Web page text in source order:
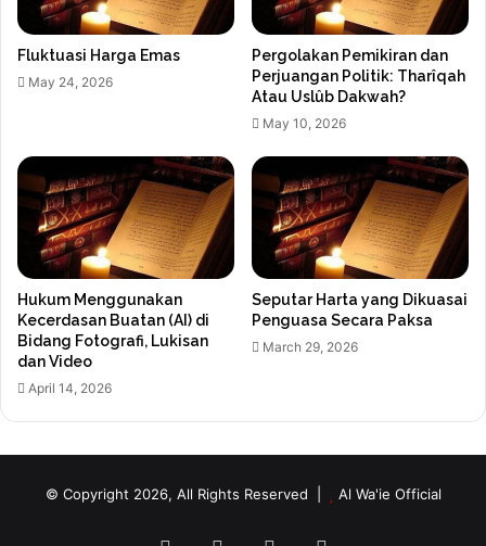
Fluktuasi Harga Emas
May 24, 2026
Pergolakan Pemikiran dan
Perjuangan Politik: Tharîqah
Atau Uslûb Dakwah?
May 10, 2026
Hukum Menggunakan
Kecerdasan Buatan (AI) di
Bidang Fotografi, Lukisan
dan Video
April 14, 2026
Seputar Harta yang Dikuasai
Penguasa Secara Paksa
March 29, 2026
© Copyright 2026, All Rights Reserved | Al Wa'ie Official